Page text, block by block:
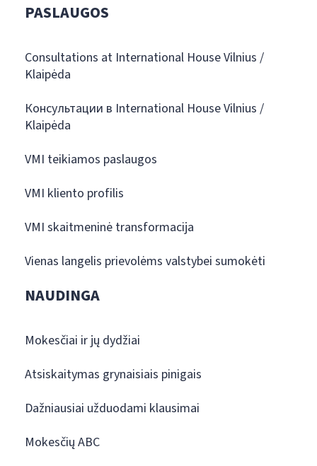
PASLAUGOS
Consultations at International House Vilnius /
Klaipėda
Консультации в International House Vilnius /
Klaipėda
VMI teikiamos paslaugos
VMI kliento profilis
VMI skaitmeninė transformacija
Vienas langelis prievolėms valstybei sumokėti
NAUDINGA
Mokesčiai ir jų dydžiai
Atsiskaitymas grynaisiais pinigais
Dažniausiai užduodami klausimai
Mokesčių ABC